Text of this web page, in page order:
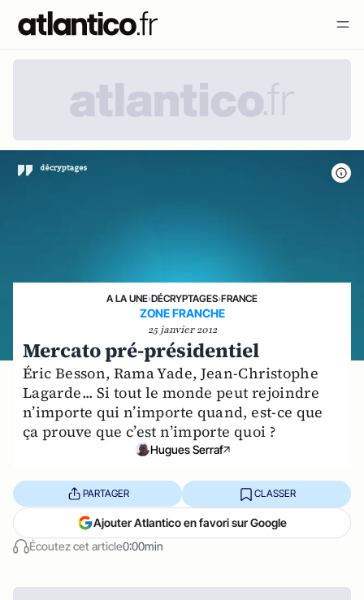
A LA UNE›DÉCRYPTAGES›FRANCE
ZONE FRANCHE
25 janvier 2012
Mercato pré-présidentiel
Éric Besson, Rama Yade, Jean-Christophe
Lagarde... Si tout le monde peut rejoindre
n’importe qui n’importe quand, est-ce que
ça prouve que c’est n’importe quoi ?
Hugues Serraf
Écoutez cet article0:00min
PARTAGER CLASSER
Ajouter Atlantico en favori sur Google